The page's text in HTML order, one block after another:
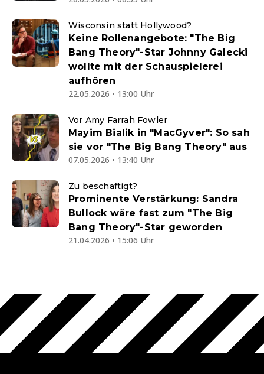
Wisconsin statt Hollywood?
Keine Rollenangebote: "The Big
Bang Theory"-Star Johnny Galecki
wollte mit der Schauspielerei
aufhören
22.05.2026 • 13:00 Uhr
Vor Amy Farrah Fowler
Mayim Bialik in "MacGyver": So sah
sie vor "The Big Bang Theory" aus
07.05.2026 • 13:40 Uhr
Zu beschäftigt?
Prominente Verstärkung: Sandra
Bullock wäre fast zum "The Big
Bang Theory"-Star geworden
21.04.2026 • 15:06 Uhr